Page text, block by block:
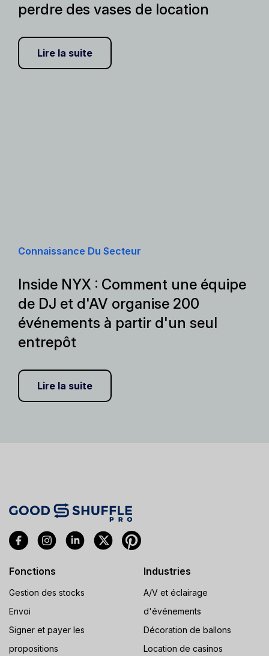
perdre des vases de location
Lire la suite
Connaissance Du Secteur
Inside NYX : Comment une équipe
de DJ et d'AV organise 200
événements à partir d'un seul
entrepôt
Lire la suite
Fonctions
Gestion des stocks
Envoi
Signer et payer les
propositions
Industries
A/V et éclairage
d'événements
Décoration de ballons
Location de casinos